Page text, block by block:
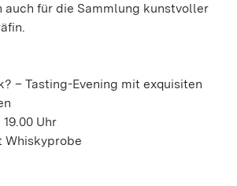
auch für die Sammlung kunstvoller
– Tasting-Evening mit exquisiten
19.00 Uhr
Whiskyprobe